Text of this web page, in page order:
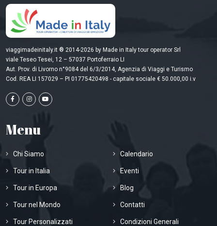
viaggimadeinitaly.it ® 2014-2026 by Made in Italy tour operator Srl
viale Teseo Tesei, 12 – 57037 Portoferraio LI
Aut. Prov. di Livorno n°9084 del 6/3/2014, Agenzia di Viaggi e Turismo
Cod. REA LI 157029 – PI 01775420498 - capitale sociale € 50.000,00 i.v
Menu
Chi Siamo
Tour in Italia
Tour in Europa
Tour nel Mondo
Tour Personalizzati
Calendario
Eventi
Blog
Contatti
Condizioni Generali